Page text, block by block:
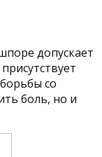
допускает
со
боль, но и